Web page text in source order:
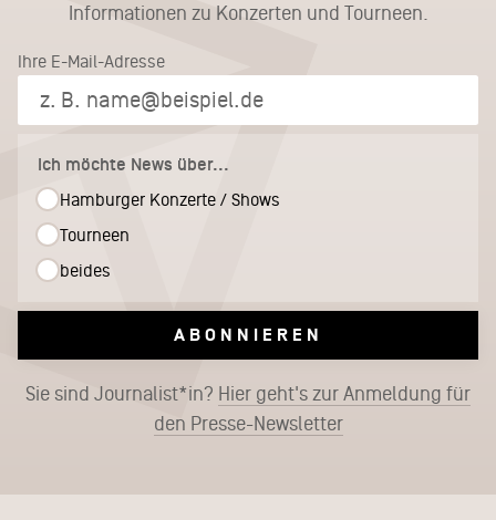
Informationen zu Konzerten und Tourneen.
Ihre E-Mail-Adresse
Ich möchte News über...
Hamburger Konzerte / Shows
Tourneen
beides
ABONNIEREN
Sie sind Journalist*in? Hier geht's zur Anmeldung für
den Presse-Newsletter